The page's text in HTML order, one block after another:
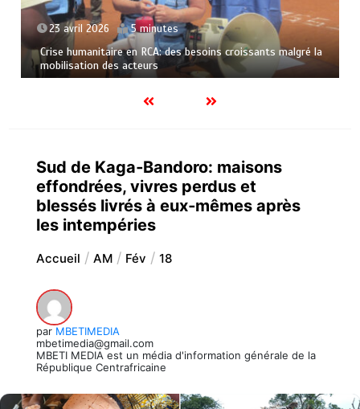
23 avril 2026 5 minutes
Crise humanitaire en RCA: des besoins croissants malgré la
mobilisation des acteurs
Sud de Kaga‑Bandoro: maisons
effondrées, vivres perdus et
blessés livrés à eux‑mêmes après
les intempéries
Accueil AM Fév 18
par MBETIMEDIA
mbetimedia@gmail.com
MBETI MEDIA est un média d'information générale de la
République Centrafricaine